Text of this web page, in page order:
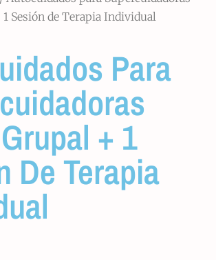
Sesión de Terapia Individual
Para
+ 1
De Terapia